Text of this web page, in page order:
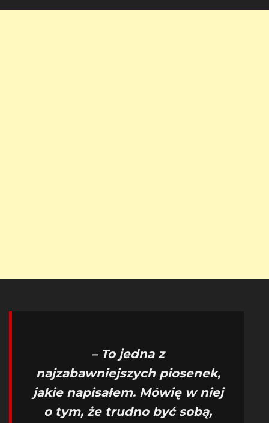
– To jedna z
najzabawniejszych piosenek,
jakie napisałem. Mówię w niej
o tym, że trudno być sobą,